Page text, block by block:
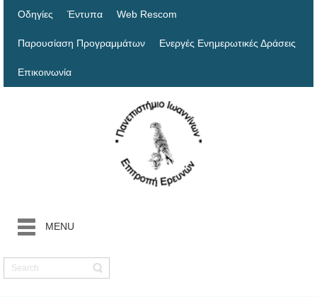
Οδηγίες Έντυπα Web Rescom
Παρουσίαση Προγραμμάτων Ενεργές Ενημερωτικές Δράσεις
Επικοινωνία
MENU